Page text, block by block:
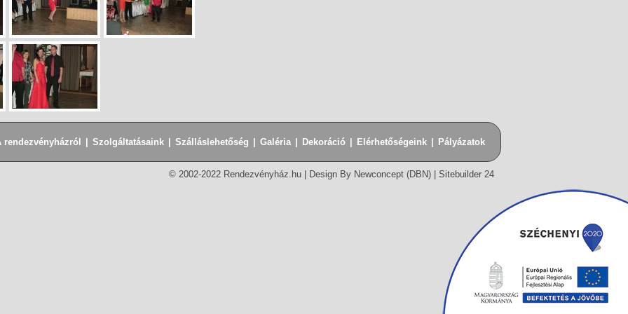
rendezvényházról | Szolgáltatásaink | Szálláslehetőség | Galéria | Dekoráció | Elérhetőségeink | Pályázatok
© 2002-2022 Rendezvényház.hu | Design By Newconcept (DBN) | Sitebuilder 24